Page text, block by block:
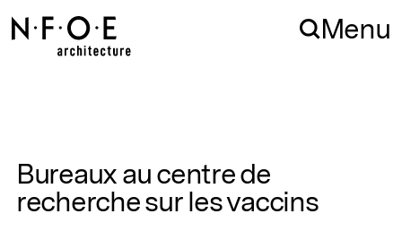
Aller à la navigation
Aller au contenu Menu
Bureaux au centre de
recherche sur les vaccins